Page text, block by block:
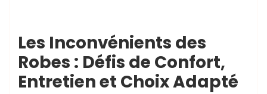
Les Inconvénients des
Robes : Défis de Confort,
Entretien et Choix Adapté